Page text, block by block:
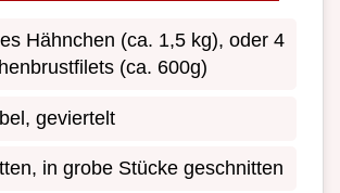
Hähnchen (ca. 1,5 kg), oder 4
(ca. 600g)
geviertelt
in grobe Stücke geschnitten